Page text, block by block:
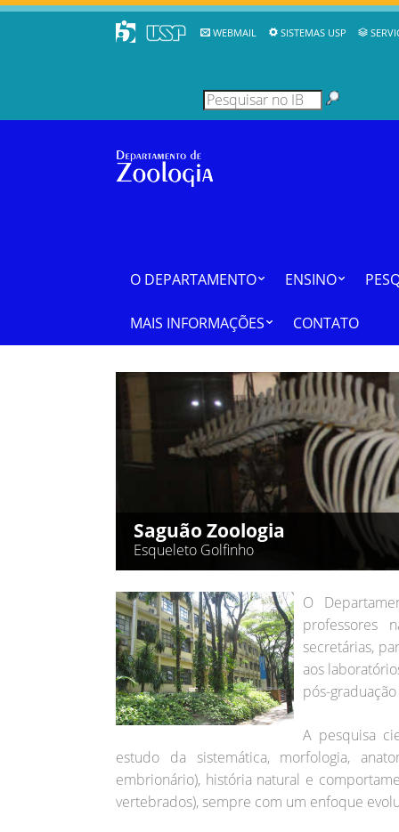
WEBMAIL SISTEMAS USP
O DEPARTAMENTO ENSINO
MAIS INFORMAÇÕES CONTATO
Saguão Zoologia
Esqueleto Golfinho
O
professores
secretárias,
aos
pós-
A pesquisa
estudo da sistemática, morfologia,
embrionário), história natural e
vertebrados), sempre com um enfoque